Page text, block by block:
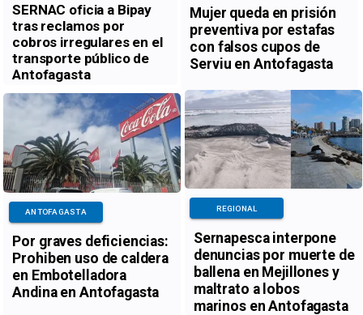
SERNAC oficia a Bipay
tras reclamos por
cobros irregulares en el
transporte público de
Antofagasta
Mujer queda en prisión
preventiva por estafas
con falsos cupos de
Serviu en Antofagasta
Por graves deficiencias:
Prohiben uso de caldera
en Embotelladora
Andina en Antofagasta
ANTOFAGASTA
Sernapesca interpone
denuncias por muerte de
ballena en Mejillones y
maltrato a lobos
marinos en Antofagasta
REGIONAL